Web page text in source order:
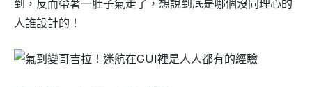
到，反而帶著一肚子氣走了，想說到底是哪個沒同理心的
人誰設計的！